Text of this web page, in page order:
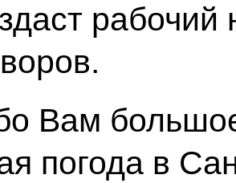
рабочий
Вам
погода в